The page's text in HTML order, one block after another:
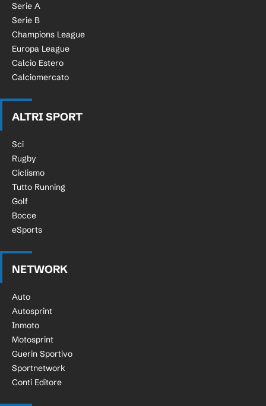
Serie A
Serie B
Champions League
Europa League
Calcio Estero
Calciomercato
ALTRI SPORT
Sci
Rugby
Ciclismo
Tutto Running
Golf
Bocce
eSports
NETWORK
Auto
Autosprint
Inmoto
Motosprint
Guerin Sportivo
Sportnetwork
Conti Editore